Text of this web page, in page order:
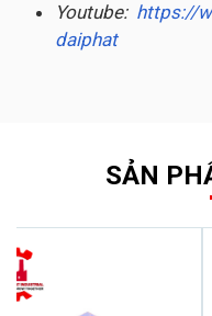
Youtube: https://
daiphat
SẢN